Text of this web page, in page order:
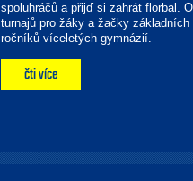
spoluhráčů a přijď si zahrát florbal.
turnajů pro žáky a žačky
ročníků víceletých gymnázií.
čti více